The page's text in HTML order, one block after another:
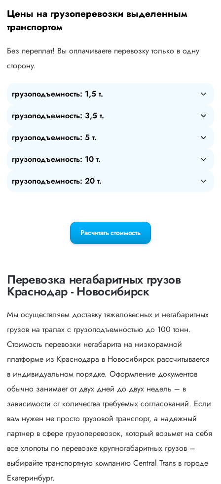
Цены на грузоперевозки выделенным
транспортом
Без переплат! Вы оплачиваете перевозку только в одну
сторону.
грузоподъемность: 1,5 т.
грузоподъемность: 3,5 т.
грузоподъемность: 5 т.
грузоподъемность: 10 т.
грузоподъемность: 20 т.
Расчитать стоимость
Перевозка негабаритных грузов
Краснодар - Новосибирск
Мы осуществляем доставку тяжеловесных и негабаритных
грузов на тралах с грузоподъемностью до 100 тонн.
Стоимость перевозки негабарита на низкорамной
платформе из Краснодара в Новосибирск рассчитывается
в индивидуальном порядке. Оформление документов
обычно занимает от двух дней до двух недель – в
зависимости от количества требуемых согласований. Если
вам нужен не просто грузовой транспорт, а надежный
партнер в сфере грузоперевозок, который возьмет на себя
все хлопоты по перевозке крупногабаритных грузов –
выбирайте транспортную компанию Central Trans в городе
Екатеринбург.